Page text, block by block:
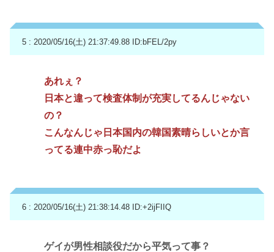
5 : 2020/05/16(土) 21:37:49.88 ID:bFEL/2py
あれぇ？
日本と違って検査体制が充実してるんじゃない
の？
こんなんじゃ日本国内の韓国素晴らしいとか言
ってる連中赤っ恥だよ
6 : 2020/05/16(土) 21:38:14.48 ID:+2ijFIIQ
ゲイが男性相談役だから平気って事？